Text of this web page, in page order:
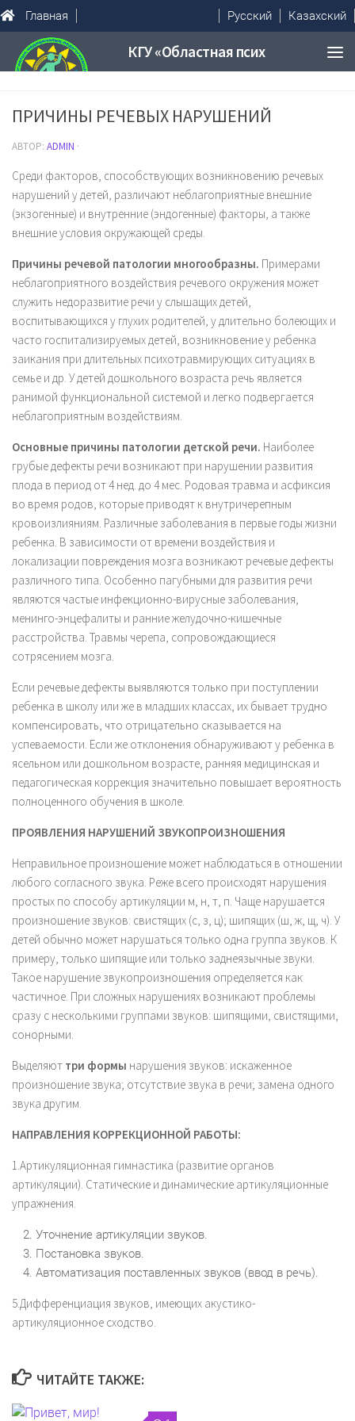
Главная Русский Казахский
ПРИЧИНЫ РЕЧЕВЫХ НАРУШЕНИЙ
АВТОР: ADMIN ·
Среди факторов, способствующих возникновению речевых
нарушений у детей, различают неблагоприятные внешние
(экзогенные) и внутренние (эндогенные) факторы, а также
внешние условия окружающей среды.
Причины речевой патологии многообразны. Примерами
неблагоприятного воздействия речевого окружения может
служить недоразвитие речи у слышащих детей,
воспитывающихся у глухих родителей, у длительно болеющих и
часто госпитализируемых детей, возникновение у ребенка
заикания при длительных психотравмирующих ситуациях в
семье и др. У детей дошкольного возраста речь является
ранимой функциональной системой и легко подвергается
неблагоприятным воздействиям.
Основные причины патологии детской речи. Наиболее
грубые дефекты речи возникают при нарушении развития
плода в период от 4 нед. до 4 мес. Родовая травма и асфиксия
во время родов, которые приводят к внутричерепным
кровоизлияниям. Различные заболевания в первые годы жизни
ребенка. В зависимости от времени воздействия и
локализации повреждения мозга возникают речевые дефекты
различного типа. Особенно пагубными для развития речи
являются частые инфекционно-вирусные заболевания,
менинго-энцефалиты и ранние желудочно-кишечные
расстройства. Травмы черепа, сопровождающиеся
сотрясением мозга.
Если речевые дефекты выявляются только при поступлении
ребенка в школу или же в младших классах, их бывает трудно
компенсировать, что отрицательно сказывается на
успеваемости. Если же отклонения обнаруживают у ребенка в
ясельном или дошкольном возрасте, ранняя медицинская и
педагогическая коррекция значительно повышает вероятность
полноценного обучения в школе.
ПРОЯВЛЕНИЯ НАРУШЕНИЙ ЗВУКОПРОИЗНОШЕНИЯ
Неправильное произношение может наблюдаться в отношении
любого согласного звука. Реже всего происходят нарушения
простых по способу артикуляции м, н, т, п. Чаще нарушается
произношение звуков: свистящих (с, з, ц); шипящих (ш, ж, щ, ч). У
детей обычно может нарушаться только одна группа звуков. К
примеру, только шипящие или только заднеязычные звуки.
Такое нарушение звукопроизношения определяется как
частичное. При сложных нарушениях возникают проблемы
сразу с несколькими группами звуков: шипящими, свистящими,
сонорными.
Выделяют три формы нарушения звуков: искаженное
произношение звука; отсутствие звука в речи; замена одного
звука другим.
НАПРАВЛЕНИЯ КОРРЕКЦИОННОЙ РАБОТЫ:
1.Артикуляционная гимнастика (развитие органов
артикуляции). Статические и динамические артикуляционные
упражнения.
Уточнение артикуляции звуков.
Постановка звуков.
Автоматизация поставленных звуков (ввод в речь).
5.Дифференциация звуков, имеющих акустико-
артикуляционное сходство.
ЧИТАЙТЕ ТАКЖЕ: